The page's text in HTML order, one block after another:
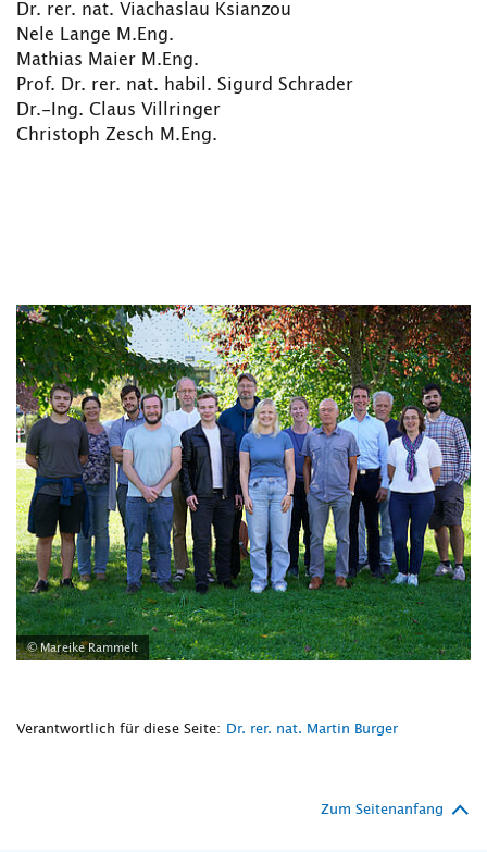
Dr. rer. nat. Viachaslau Ksianzou
Nele Lange M.Eng.
Mathias Maier M.Eng.
Prof. Dr. rer. nat. habil. Sigurd Schrader
Dr.-Ing. Claus Villringer
Christoph Zesch M.Eng.
© Mareike Rammelt
Verantwortlich für diese Seite: Dr. rer. nat. Martin Burger
Zum Seitenanfang